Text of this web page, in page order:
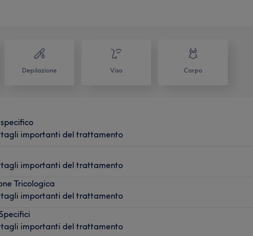
Depilazione Viso Corpo
importanti del trattamento
importanti del trattamento
Tricologica
importanti del trattamento
importanti del trattamento